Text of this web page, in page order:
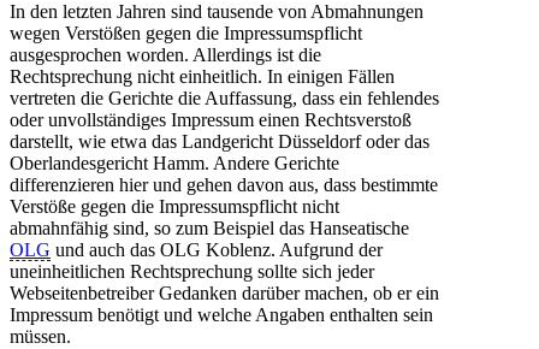
In den letzten Jahren sind tausende von Abmahnungen
wegen Verstößen gegen die Impressumspflicht
ausgesprochen worden. Allerdings ist die
Rechtsprechung nicht einheitlich. In einigen Fällen
vertreten die Gerichte die Auffassung, dass ein fehlendes
oder unvollständiges Impressum einen Rechtsverstoß
darstellt, wie etwa das Landgericht Düsseldorf oder das
Oberlandesgericht Hamm. Andere Gerichte
differenzieren hier und gehen davon aus, dass bestimmte
Verstöße gegen die Impressumspflicht nicht
abmahnfähig sind, so zum Beispiel das Hanseatische
OLG und auch das OLG Koblenz. Aufgrund der
uneinheitlichen Rechtsprechung sollte sich jeder
Webseitenbetreiber Gedanken darüber machen, ob er ein
Impressum benötigt und welche Angaben enthalten sein
müssen.